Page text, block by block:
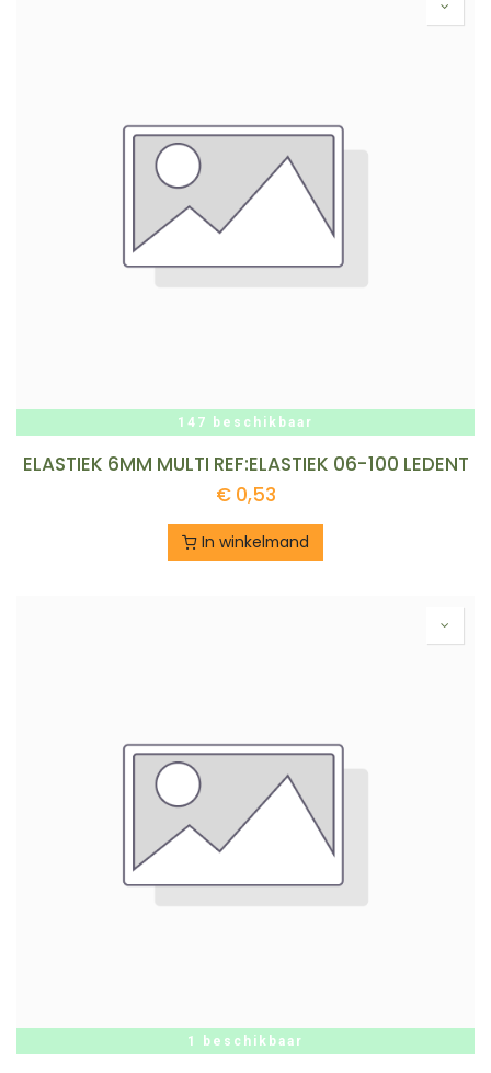
147 beschikbaar
ELASTIEK 6MM MULTI REF:ELASTIEK 06-100 LEDENT
€ 0,53
In winkelmand
1 beschikbaar